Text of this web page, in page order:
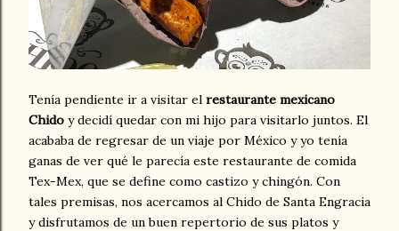
Tenía pendiente ir a visitar el restaurante mexicano
Chido y decidí quedar con mi hijo para visitarlo juntos. El
acababa de regresar de un viaje por México y yo tenía
ganas de ver qué le parecía este restaurante de comida
Tex-Mex, que se define como castizo y chingón. Con
tales premisas, nos acercamos al Chido de Santa Engracia
y disfrutamos de un buen repertorio de sus platos y